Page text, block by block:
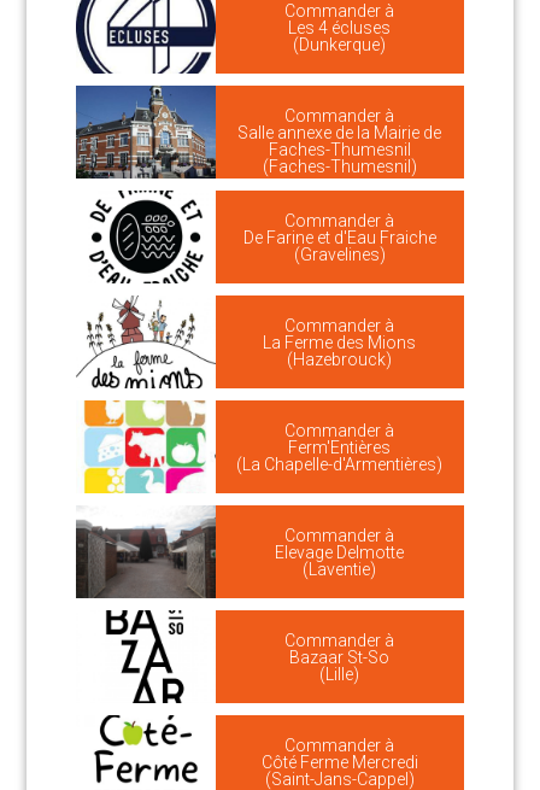
Commander à
Les 4 écluses
(Dunkerque)
Commander à
Salle annexe de la Mairie de
Faches-Thumesnil
(Faches-Thumesnil)
Commander à
De Farine et d'Eau Fraiche
(Gravelines)
Commander à
La Ferme des Mions
(Hazebrouck)
Commander à
Ferm'Entières
(La Chapelle-d'Armentières)
Commander à
Elevage Delmotte
(Laventie)
Commander à
Bazaar St-So
(Lille)
Commander à
Côté Ferme Mercredi
(Saint-Jans-Cappel)